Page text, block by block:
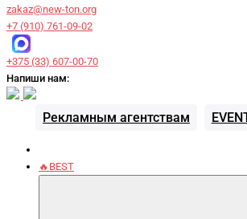
zakaz@new-ton.org
+7 (910) 761-09-02
+375 (33) 607-00-70
Напиши нам:
Рекламным агентствам
🔥BEST